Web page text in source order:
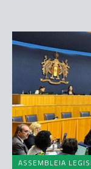
ASSEMBLEIA